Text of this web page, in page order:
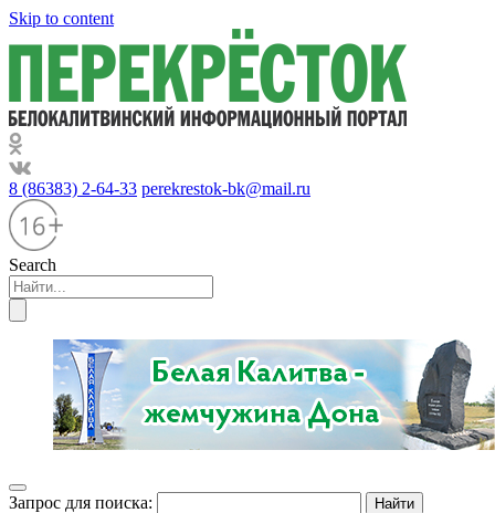
Skip to content
8 (86383) 2-64-33 perekrestok-bk@mail.ru
Search
Запрос для поиска: